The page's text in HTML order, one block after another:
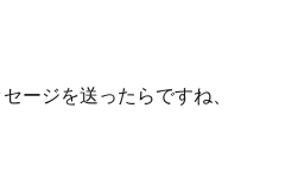
ージを送ったらですね、